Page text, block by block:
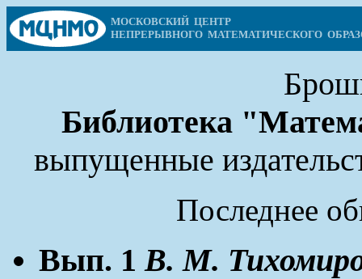
МОСКОВСКИЙ ЦЕНТР
НЕПРЕРЫВНОГО МАТЕМАТИЧЕСКОГО
Библиотека
выпущенные
Последнее
Вып. 1В. М.